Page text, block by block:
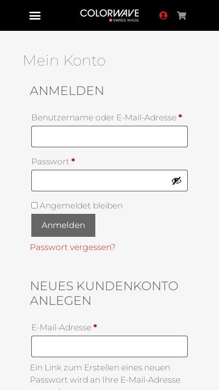
Mein Konto
ANMELDEN
Benutzername oder E-Mail-Adresse *
Passwort *
Angemeldet bleiben
Anmelden
Passwort vergessen?
NEUES KUNDENKONTO
ANLEGEN
E-Mail-Adresse *
Ein Link zum Erstellen eines neuen
Passwort wird an Ihre E-Mail-Adresse